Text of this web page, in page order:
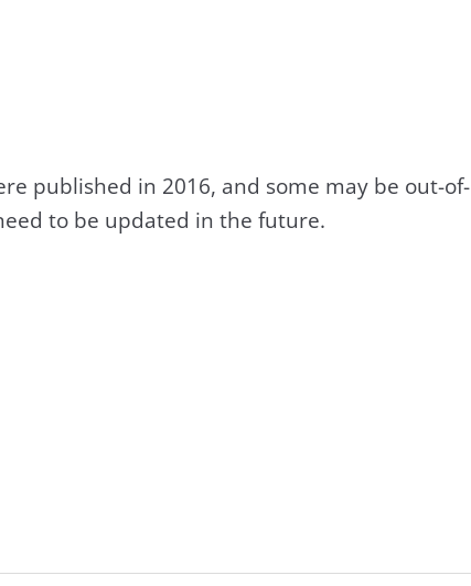
published in 2016, and some may be out-of-
to be updated in the future.